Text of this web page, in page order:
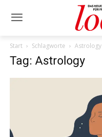
Start Schlagworte Astrology
Tag: Astrology